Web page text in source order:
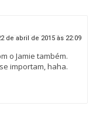
de abril de 2015 às 22:09
o Jamie também.
importam, haha.